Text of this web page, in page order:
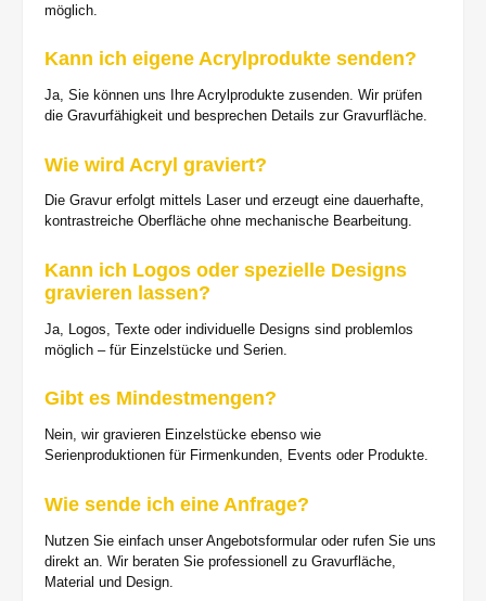
möglich.
Kann ich eigene Acrylprodukte senden?
Ja, Sie können uns Ihre Acrylprodukte zusenden. Wir prüfen
die Gravurfähigkeit und besprechen Details zur Gravurfläche.
Wie wird Acryl graviert?
Die Gravur erfolgt mittels Laser und erzeugt eine dauerhafte,
kontrastreiche Oberfläche ohne mechanische Bearbeitung.
Kann ich Logos oder spezielle Designs
gravieren lassen?
Ja, Logos, Texte oder individuelle Designs sind problemlos
möglich – für Einzelstücke und Serien.
Gibt es Mindestmengen?
Nein, wir gravieren Einzelstücke ebenso wie
Serienproduktionen für Firmenkunden, Events oder Produkte.
Wie sende ich eine Anfrage?
Nutzen Sie einfach unser Angebotsformular oder rufen Sie uns
direkt an. Wir beraten Sie professionell zu Gravurfläche,
Material und Design.